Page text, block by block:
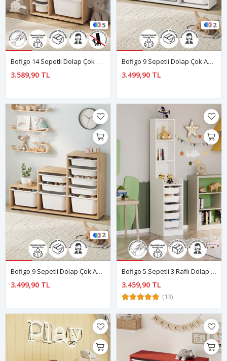
5
Bofigo 14 Sepetli Dolap Çok Amaçlı Dolap Oyuncak Dolabı Rüya Safir Meşe
3.589,90 TL
2
Bofigo 9 Sepetli Dolap Çok Amaçlı Dolap Oyuncak Dolabı Alara Beyaz
3.499,90 TL
2
Bofigo 9 Sepetli Dolap Çok Amaçlı Dolap Oyuncak Dolabı Alara Safir Meşe
3.499,90 TL
Bofigo 5 Sepetli 3 Raflı Dolap Çok Amaçlı Dolap Oyuncak Dolabı Derya Beyaz
3.459,90 TL
(13)